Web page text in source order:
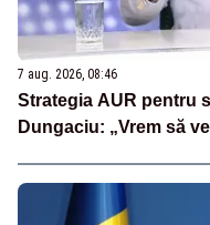
7 aug. 2026, 08:46
Strategia AUR pentru
Dungaciu: „Vrem să